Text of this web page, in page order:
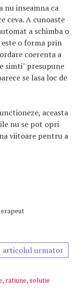
nu inseamna ca
ceva. A cunoaste
a schimba o
o forma prin
coerenta a
simti" presupune
se lasa loc de
aceasta
nu se pot opri
viitoare pentru a
articolul urmator
, ratiune, solutie